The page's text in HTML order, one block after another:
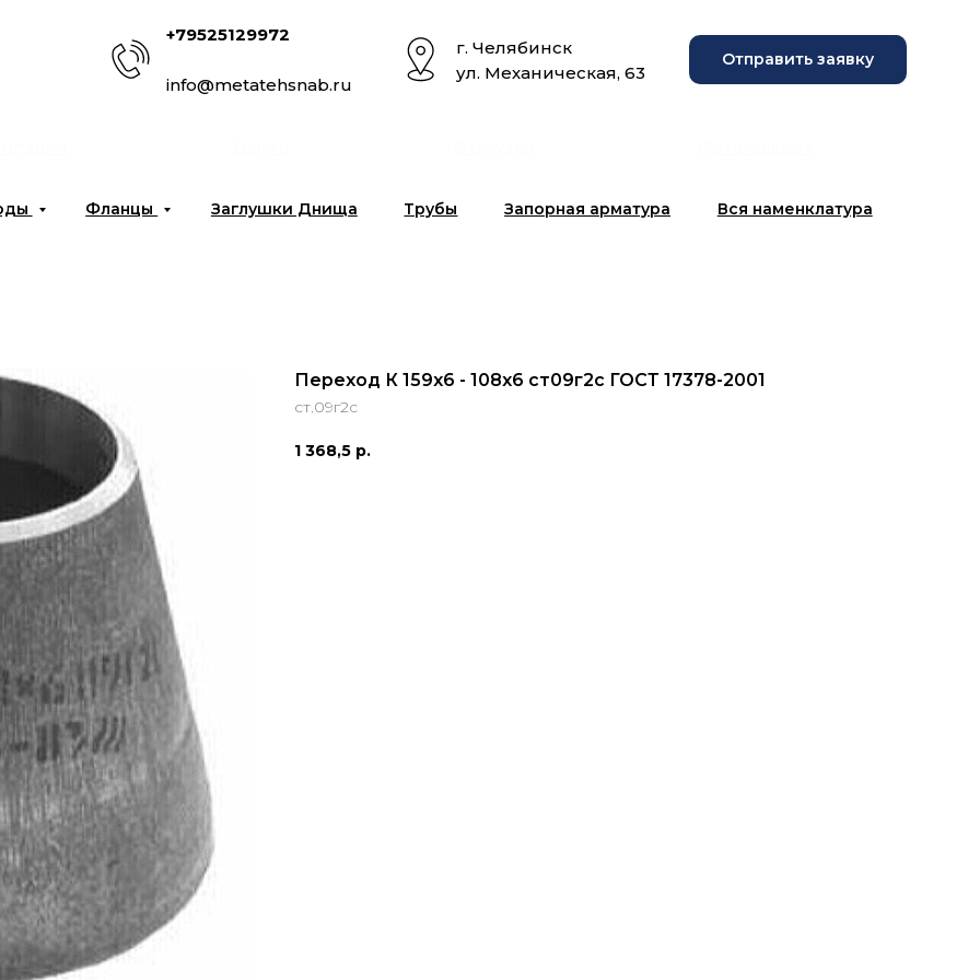
+79525129972
info@metatehsnab.ru
г. Челябинск
ул. Механическая, 63
Отправить заявку
Фланцы Заглушки Днища Трубы Запорная арматура Вся наменклатура
Переход К 159х6 - 108х6 ст09г2с ГОСТ 17378-2001
ст.09г2с
1 368,5 р.